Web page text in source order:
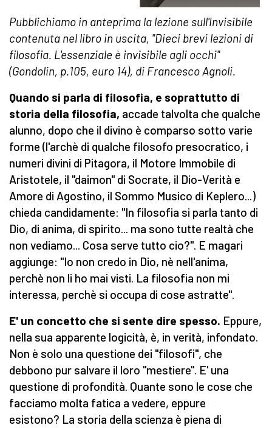
Pubblichiamo in anteprima la lezione sull'Invisibile
contenuta nel libro in uscita, "Dieci brevi lezioni di
filosofia. L'essenziale è invisibile agli occhi"
(Gondolin, p.105, euro 14), di Francesco Agnoli.
Quando si parla di filosofia, e soprattutto di
storia della filosofia, accade talvolta che qualche
alunno, dopo che il divino è comparso sotto varie
forme (l'archè di qualche filosofo presocratico, i
numeri divini di Pitagora, il Motore Immobile di
Aristotele, il "daimon" di Socrate, il Dio-Verità e
Amore di Agostino, il Sommo Musico di Keplero...)
chieda candidamente: "In filosofia si parla tanto di
Dio, di anima, di spirito... ma sono tutte realtà che
non vediamo... Cosa serve tutto cio?". E magari
aggiunge: "Io non credo in Dio, nè nell'anima,
perchè non li ho mai visti. La filosofia non mi
interessa, perchè si occupa di cose astratte".
E' un concetto che si sente dire spesso. Eppure,
nella sua apparente logicità, è, in verità, infondato.
Non è solo una questione dei "filosofi", che
debbono pur salvare il loro "mestiere". E' una
questione di profondità. Quante sono le cose che
facciamo molta fatica a vedere, eppure
esistono? La storia della scienza è piena di